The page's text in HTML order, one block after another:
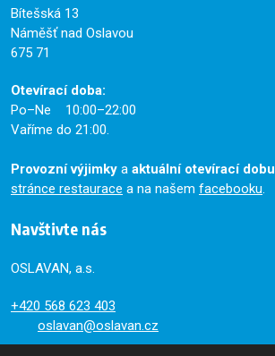
Bítešská 13
Náměšť nad Oslavou
675 71
Otevírací doba:
Po–Ne 10:00–22:00
Vaříme do 21:00.
Provozní výjimky a aktuální otevírací dobu
stránce restaurace a na našem facebooku
Navštivte nás
OSLAVAN, a.s.
+420 568 623 403
oslavan@oslavan.cz